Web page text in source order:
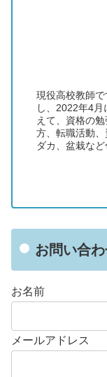
現役高校教師
し、2022年4
えて、資格の
方、転職活動
ダカ、盆栽な
お問い合
お名前
メールアドレス